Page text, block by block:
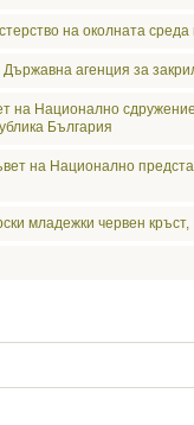
на околната среда
агенция за
на Национално
България
на Национално
младежки червен кръст,